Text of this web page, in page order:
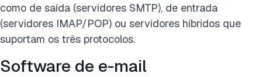
como de saída (servidores SMTP), de entrada
(servidores IMAP/POP) ou servidores híbridos que
suportam os três protocolos.
Software de e-mail